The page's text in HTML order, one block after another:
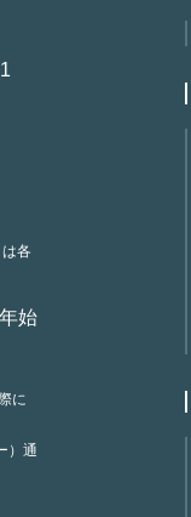
各
始
に
）通